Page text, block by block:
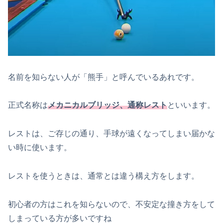
名前を知らない人が「熊手」と呼んでいるあれです。
正式名称はメカニカルブリッジ、通称レストといいます。
レストは、ご存じの通り、手球が遠くなってしまい届かな
い時に使います。
レストを使うときは、通常とは違う構え方をします。
初心者の方はこれを知らないので、不安定な撞き方をして
しまっている方が多いですね